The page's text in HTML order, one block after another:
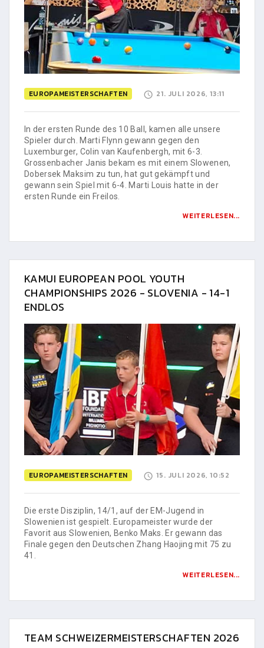
EUROPAMEISTERSCHAFTEN 21. JULI 2026, 13:11
In der ersten Runde des 10 Ball, kamen alle unsere
Spieler durch. Marti Flynn gewann gegen den
Luxemburger, Colin van Kaufenbergh, mit 6-3.
Grossenbacher Janis bekam es mit einem Slowenen,
Dobersek Maksim zu tun, hat gut gekämpft und
gewann sein Spiel mit 6-4. Marti Louis hatte in der
ersten Runde ein Freilos.
WEITERLESEN...
KAMUI EUROPEAN POOL YOUTH
CHAMPIONSHIPS 2026 - SLOVENIA - 14-1
ENDLOS
EUROPAMEISTERSCHAFTEN 15. JULI 2026, 10:52
Die erste Disziplin, 14/1, auf der EM-Jugend in
Slowenien ist gespielt. Europameister wurde der
Favorit aus Slowenien, Benko Maks. Er gewann das
Finale gegen den Deutschen Zhang Haojing mit 75 zu
41.
WEITERLESEN...
TEAM SCHWEIZERMEISTERSCHAFTEN 2026